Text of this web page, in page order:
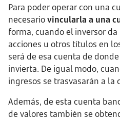
Para poder operar con una
necesariovincularla a una
forma, cuando el inversor
acciones u otros títulos en
será de esa cuenta de
invierta. De igual modo,
ingresos se trasvasarán a la
Además, de esta cuenta
de valores también se